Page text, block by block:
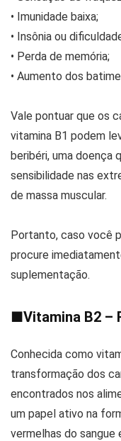
• Imunidade baixa;
• Insônia ou
• Perda de memória;
• Aumento dos
Vale pontuar que os
vitamina B1 podem
beribéri, uma doença
sensibilidade nas
de massa muscular.
Portanto, caso você
procure
suplementação.
■Vitamina B2 –
Conhecida como
transformação dos
encontrados nos
um papel ativo na
vermelhas do sangue